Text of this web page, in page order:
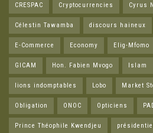
CRESPAC Cryptocurrencies Cyrus
Célestin Tawamba discours haineux
E-Commerce Economy Elig-Mfomo
GICAM Hon. Fabien Mvogo Islam
lions indomptables Lobo Market
Obligation ONOC Opticiens
Prince Théophile Kwendjeu